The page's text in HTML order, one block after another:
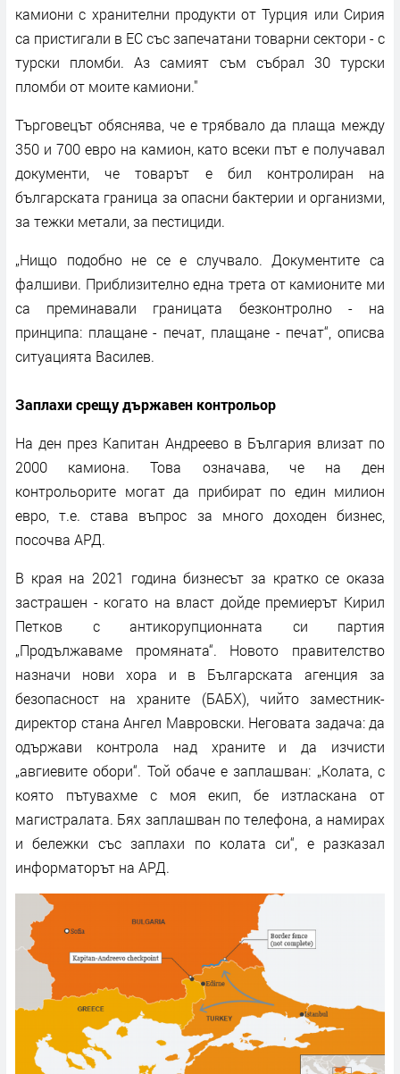
камиони с хранителни продукти от Турция или Сирия
са пристигали в ЕС със запечатани товарни сектори - с
турски пломби. Аз самият съм събрал 30 турски
пломби от моите камиони."
Търговецът обяснява, че е трябвало да плаща между
350 и 700 евро на камион, като всеки път е получавал
документи, че товарът е бил контролиран на
българската граница за опасни бактерии и организми,
за тежки метали, за пестициди.
„Нищо подобно не се е случвало. Документите са
фалшиви. Приблизително една трета от камионите ми
са преминавали границата безконтролно - на
принципа: плащане - печат, плащане - печат“, описва
ситуацията Василев.
Заплахи срещу държавен контрольор
На ден през Капитан Андреево в България влизат по
2000 камиона. Това означава, че на ден
контрольорите могат да прибират по един милион
евро, т.е. става въпрос за много доходен бизнес,
посочва АРД.
В края на 2021 година бизнесът за кратко се оказа
застрашен - когато на власт дойде премиерът Кирил
Петков с антикорупционната си партия
„Продължаваме промяната“. Новото правителство
назначи нови хора и в Българската агенция за
безопасност на храните (БАБХ), чийто заместник-
директор стана Ангел Мавровски. Неговата задача: да
одържави контрола над храните и да изчисти
„авгиевите обори“. Той обаче е заплашван: „Колата, с
която пътувахме с моя екип, бе изтласкана от
магистралата. Бях заплашван по телефона, а намирах
и бележки със заплахи по колата си“, е разказал
информаторът на АРД.